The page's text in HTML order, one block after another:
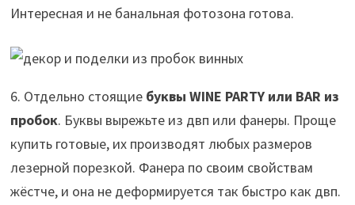
Интересная и не банальная фотозона готова.
6. Отдельно стоящие буквы WINE PARTY или BAR из
пробок. Буквы вырежьте из двп или фанеры. Проще
купить готовые, их производят любых размеров
лезерной порезкой. Фанера по своим свойствам
жёстче, и она не деформируется так быстро как двп.